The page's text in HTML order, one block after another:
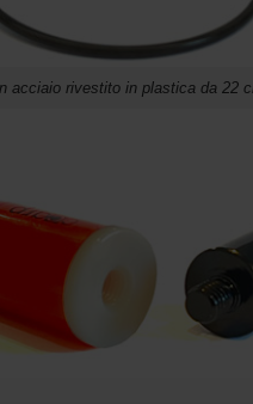
acciaio rivestito in plastica da 22